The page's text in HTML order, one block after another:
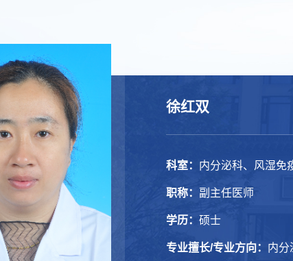
徐红双
科室： 内分泌科、风湿免
职称： 副主任医师
学历：硕士
专业擅长/专业方向： 内分